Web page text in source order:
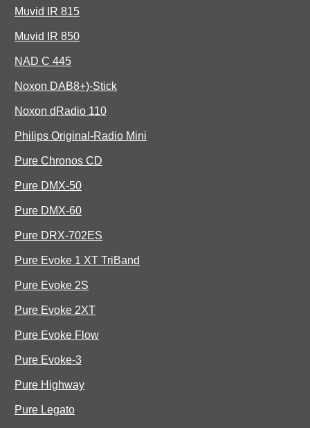
Muvid IR 815
Muvid IR 850
NAD C 445
Noxon DAB8+)-Stick
Noxon dRadio 110
Philips Original-Radio Mini
Pure Chronos CD
Pure DMX-50
Pure DMX-60
Pure DRX-702ES
Pure Evoke 1 XT TriBand
Pure Evoke 2S
Pure Evoke 2XT
Pure Evoke Flow
Pure Evoke-3
Pure Highway
Pure Legato